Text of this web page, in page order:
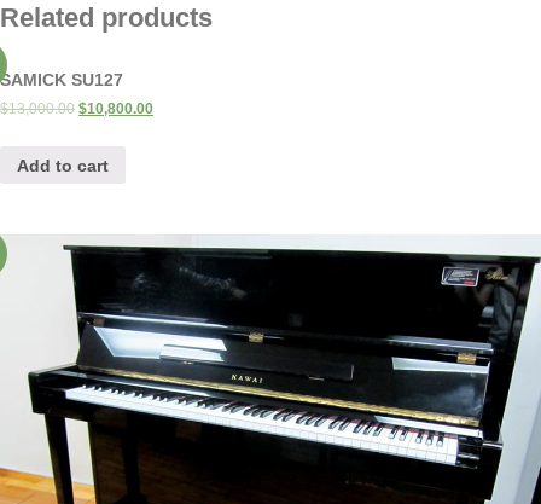
quantity
Related products
SAMICK SU127
$13,000.00 $10,800.00
Add to cart